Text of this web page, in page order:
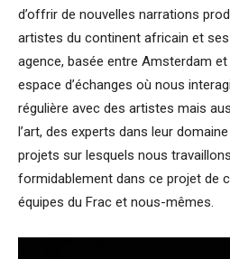
d’offrir de nouvelles narrations
artistes du continent africain et
agence, basée entre Amsterdam
espace d’échanges où nous
régulière avec des artistes mais
l’art, des experts dans leur
projets sur lesquels nous
formidablement dans ce projet de
équipes du Frac et nous-mêmes.